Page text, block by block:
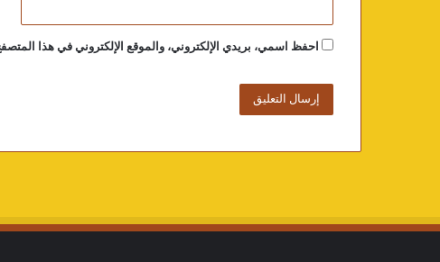
احفظ اسمي، بريدي الإلكتروني، والموقع الإلكتروني في هذا